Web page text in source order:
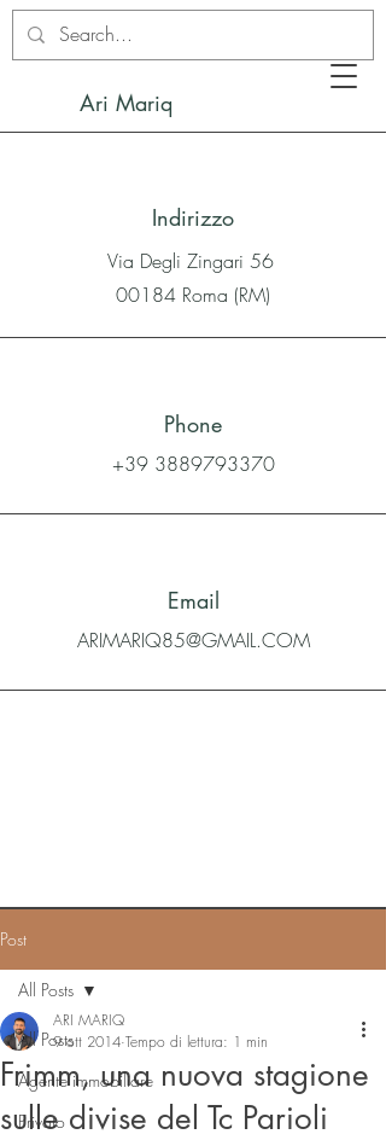
Ari Mariq
Indirizzo
Via Degli Zingari 56
00184 Roma (RM)
Phone
+39 3889793370
Email
ARIMARIQ85@GMAIL.COM
Post
All Posts
Agente immobiliare
Privato
All Posts
Frimm, una nuova stagione
sulle divise del Tc Parioli
ARI MARIQ
9 ott 2014 Tempo di lettura: 1 min